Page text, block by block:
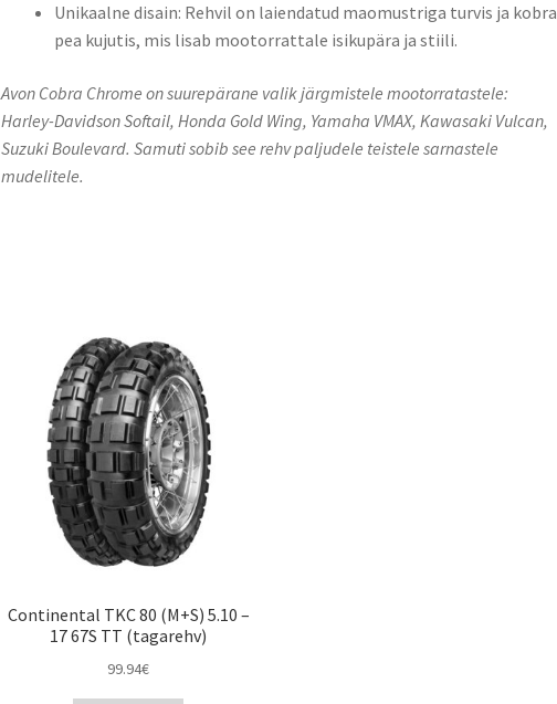
Unikaalne disain: Rehvil on laiendatud maomustriga turvis ja kobra
pea kujutis, mis lisab mootorrattale isikupära ja stiili.
Avon Cobra Chrome on suurepärane valik järgmistele mootorratastele:
Harley-Davidson Softail, Honda Gold Wing, Yamaha VMAX, Kawasaki Vulcan,
Suzuki Boulevard. Samuti sobib see rehv paljudele teistele sarnastele
mudelitele.
Continental TKC 80 (M+S) 5.10 –
17 67S TT (tagarehv)
99.94€